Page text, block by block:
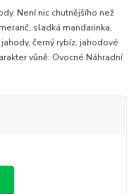
Není nic chutnějšího než
sladká mandarinka,
černý rybíz, jahodové
vůně: Ovocné Náhradní